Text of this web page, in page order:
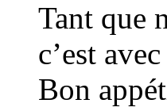
Tant que
c’est
Bon